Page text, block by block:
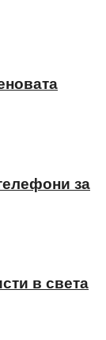
за
в света